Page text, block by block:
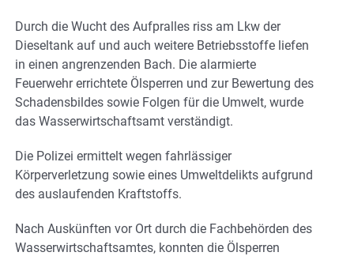
Durch die Wucht des Aufpralles riss am Lkw der
Dieseltank auf und auch weitere Betriebsstoffe liefen
in einen angrenzenden Bach. Die alarmierte
Feuerwehr errichtete Ölsperren und zur Bewertung des
Schadensbildes sowie Folgen für die Umwelt, wurde
das Wasserwirtschaftsamt verständigt.
Die Polizei ermittelt wegen fahrlässiger
Körperverletzung sowie eines Umweltdelikts aufgrund
des auslaufenden Kraftstoffs.
Nach Auskünften vor Ort durch die Fachbehörden des
Wasserwirtschaftsamtes, konnten die Ölsperren